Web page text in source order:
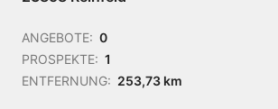
ANGEBOTE: 0
PROSPEKTE: 1
ENTFERNUNG: 253,73 km